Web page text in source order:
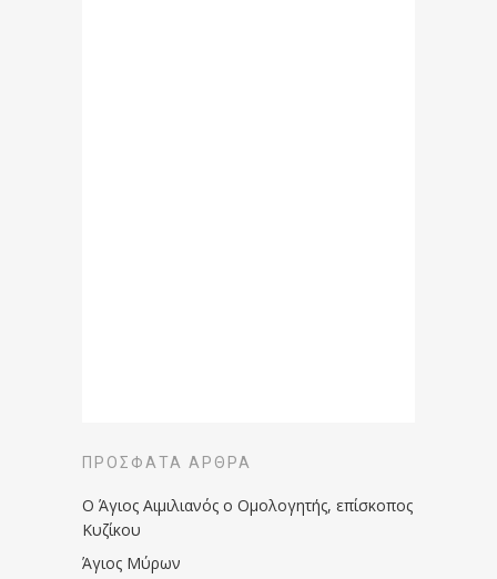
ΠΡΌΣΦΑΤΑ ΆΡΘΡΑ
Ο Άγιος Αιμιλιανός ο Ομολογητής, επίσκοπος
Κυζίκου
Άγιος Μύρων